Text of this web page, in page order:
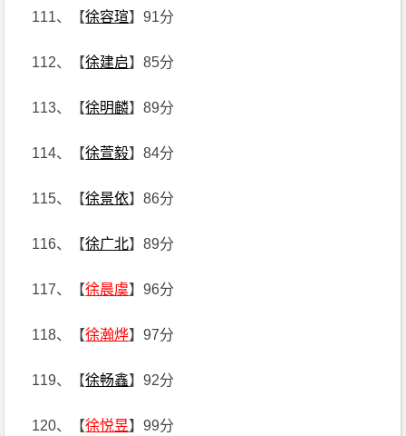
111、【徐容瑄】91分
112、【徐建启】85分
113、【徐明麟】89分
114、【徐萱毅】84分
115、【徐景依】86分
116、【徐广北】89分
117、【徐晨虞】96分
118、【徐瀚烨】97分
119、【徐畅鑫】92分
120、【徐悦昱】99分